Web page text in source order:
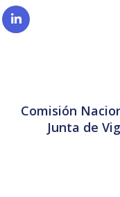
Comisión
Junta de